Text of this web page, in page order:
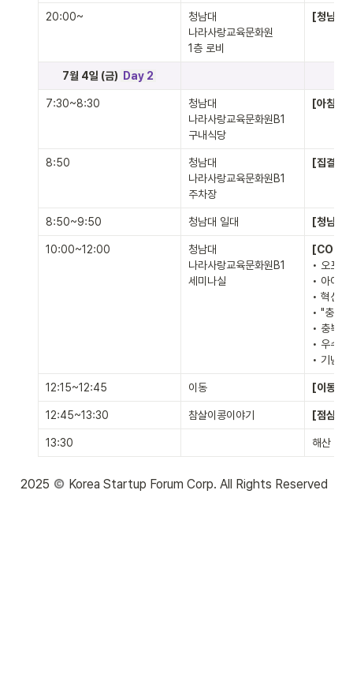
20:00~
청남대
나라사랑교육문화원
1층 로비
[청남대
       7월 4일 (금)
Day 2
7:30~8:30
청남대
나라사랑교육문화원B1
구내식당
[아침식
8:50
청남대
나라사랑교육문화원B1
주차장
[집결]
8:50~9:50 청남대 일대 [청남대
10:00~12:00
청남대
나라사랑교육문화원B1
세미나실
• 오프닝
• 아이디
• 혁신
• "충북
• 충북x
• 우수기
• 기념촬
12:15~12:45 이동 [이동]
12:45~13:30 참살이콩이야기 [점심식
13:30 해산
2025 Korea Startup Forum Corp. All Rights Reserved